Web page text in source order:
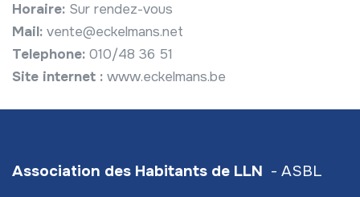
Horaire: Sur rendez-vous
Mail: vente@eckelmans.net
Telephone: 010/48 36 51
Site internet : www.eckelmans.be
Association des Habitants de LLN - ASBL